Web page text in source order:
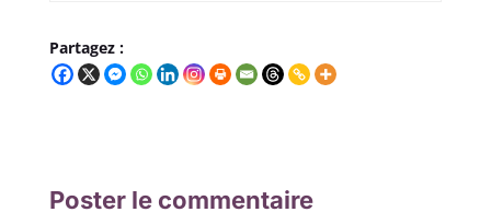
Partagez :
Poster le commentaire